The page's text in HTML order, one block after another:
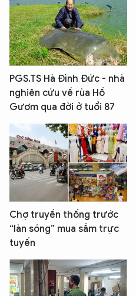
PGS.TS Hà Đình Đức - nhà
nghiên cứu về rùa Hồ
Gươm qua đời ở tuổi 87
Chợ truyền thống trước
“làn sóng” mua sắm trực
tuyến